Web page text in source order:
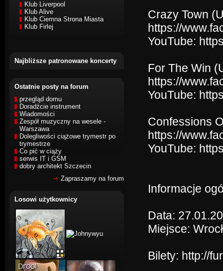
Klub Liverpool
Klub Alive
Klub Ciemna Strona Miasta
Klub Firlej
Najbliższe patronowane koncerty
Ostatnie posty na forum
przegląd domu
Doradźcie instrument
Wiadomości
Zespół muzyczny na wesele -
Warszawa
Dolegliwości ciążowe trymestr po
trymestrze
Co pić w ciąży
serwis IT i GSM
dobry architekt Szczecin
Zapraszamy na forum
Losowi użytkownicy
Crazy Town
https://
YouTube:
For The Win
https://
YouTube:
Confessions
https://
YouTube:
Informacje
Data:
Miejsce:
Bilety: http://